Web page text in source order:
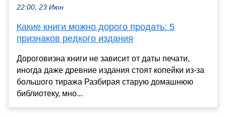
22:00, 23 Июн
Какие книги можно дорого продать: 5
признаков редкого издания
Дороговизна книги не зависит от даты печати,
иногда даже древние издания стоят копейки из-за
большого тиража Разбирая старую домашнюю
библиотеку, мно...